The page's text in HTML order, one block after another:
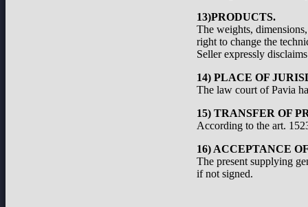
13)PRODUCTS.
The weights,
right to change the
Seller expressly
14) PLACE OF
The law court of Pavia
15) TRANSFER OF
According to the art.
16) ACCEPTANCE
The present supplying
if not signed.